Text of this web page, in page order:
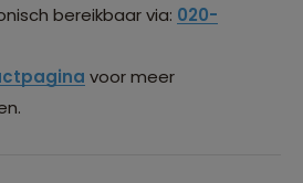
bereikbaar via: 020-
voor meer